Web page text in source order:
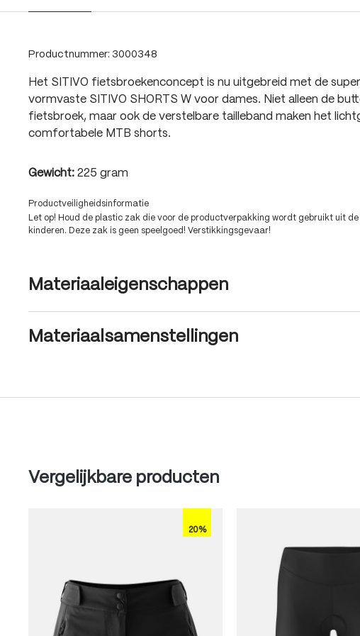
Productnummer: 3000348
Het SITIVO fietsbroekenconcept is nu uitgebreid met de
vormvaste SITIVO SHORTS W voor dames. Niet alleen de
fietsbroek, maar ook de verstelbare tailleband maken het
comfortabele MTB shorts.
Gewicht: 225 gram
Productveiligheidsinformatie
Let op! Houd de plastic zak die voor de productverpakking wordt gebruikt uit
kinderen. Deze zak is geen speelgoed! Verstikkingsgevaar!
Materiaaleigenschappen
Materiaalsamenstellingen
Produktgalerie überspringen
Vergelijkbare producten
20%